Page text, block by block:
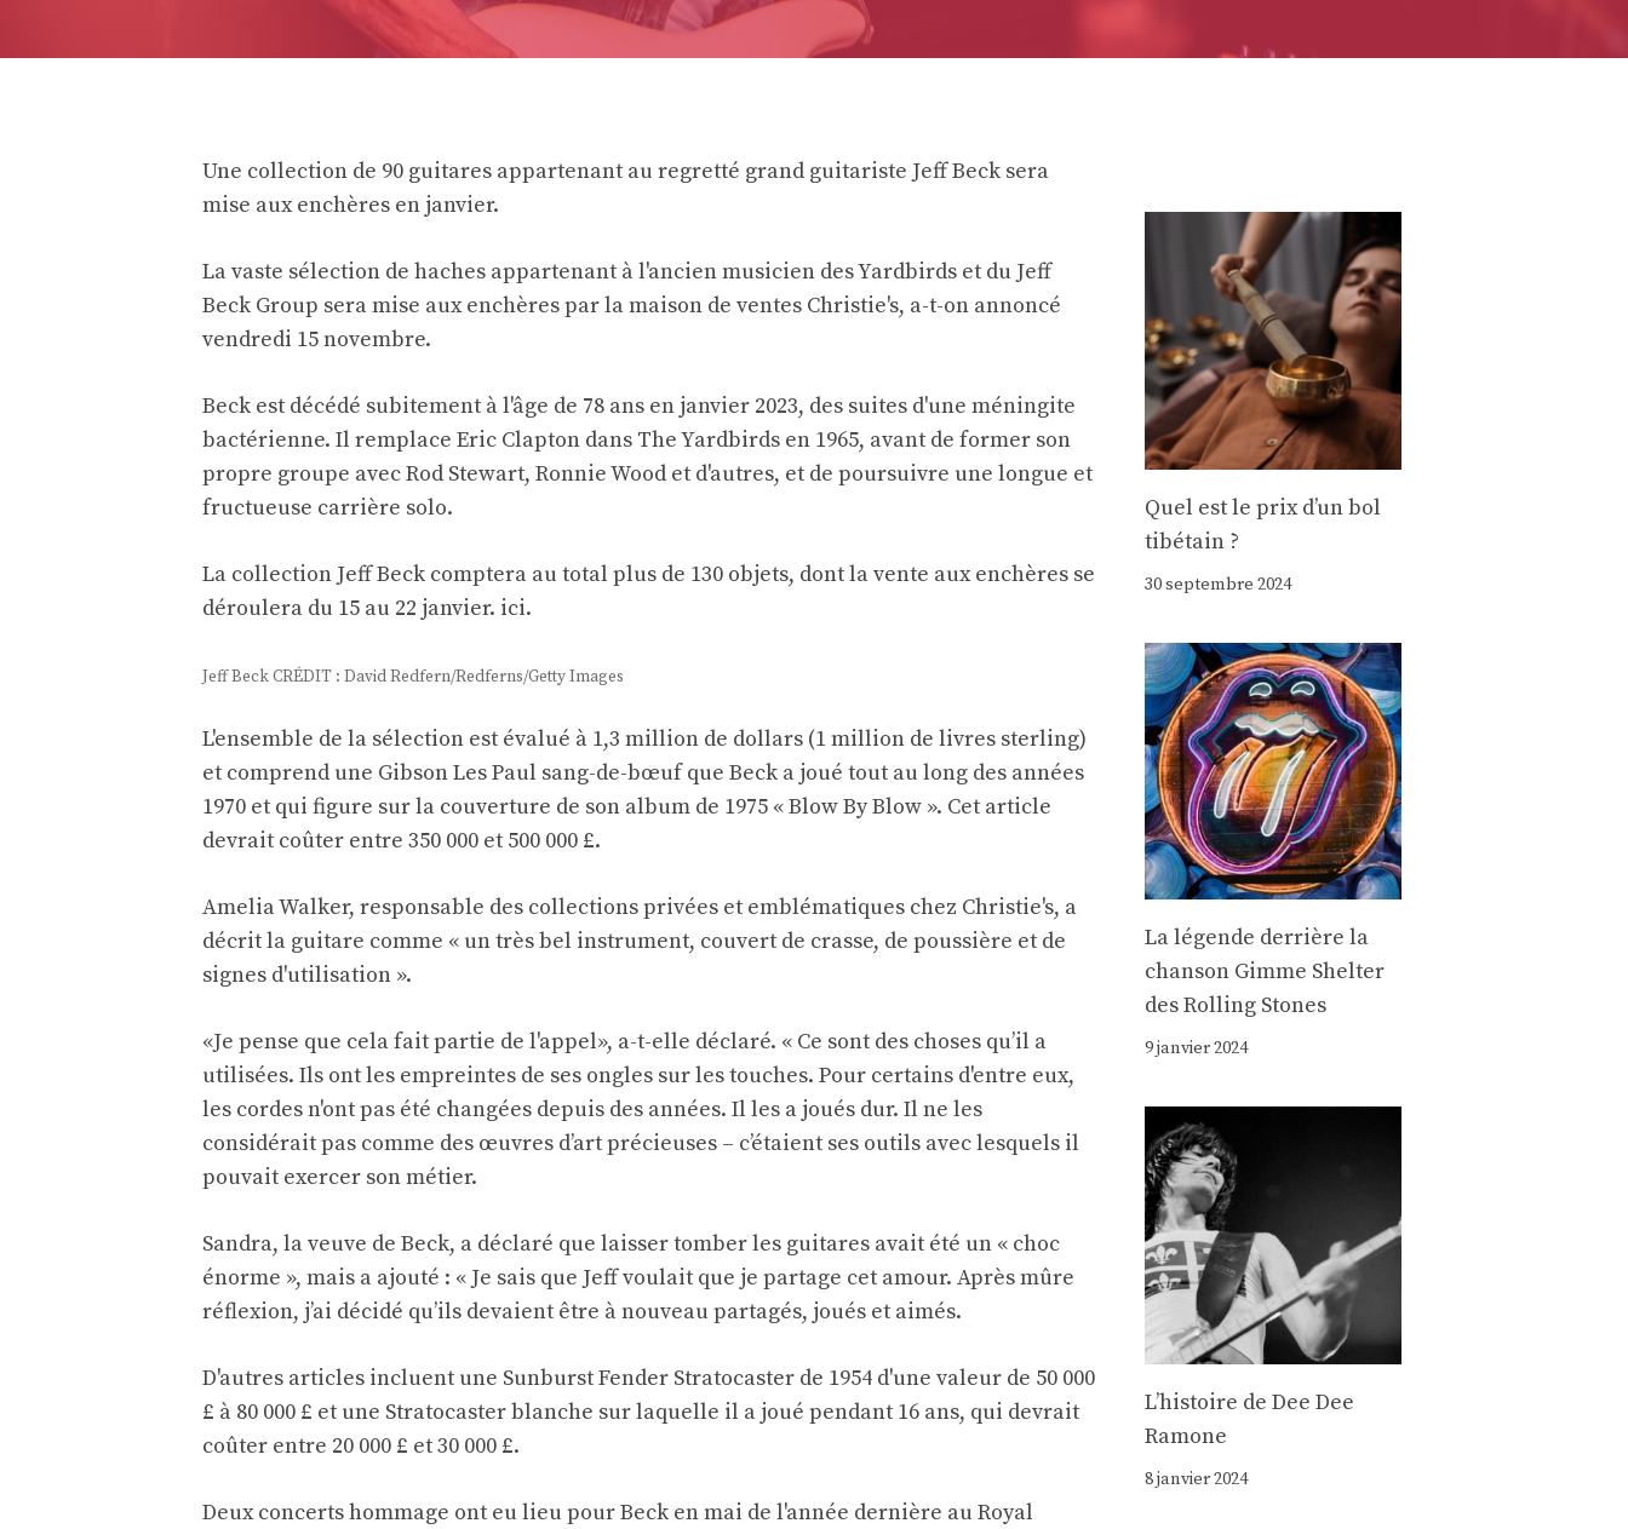
Une collection de 90 guitares appartenant au regretté grand guitariste Jeff Beck sera
mise aux enchères en janvier.
La vaste sélection de haches appartenant à l'ancien musicien des Yardbirds et du Jeff
Beck Group sera mise aux enchères par la maison de ventes Christie's, a-t-on annoncé
vendredi 15 novembre.
Beck est décédé subitement à l'âge de 78 ans en janvier 2023, des suites d'une méningite
bactérienne. Il remplace Eric Clapton dans The Yardbirds en 1965, avant de former son
propre groupe avec Rod Stewart, Ronnie Wood et d'autres, et de poursuivre une longue et
fructueuse carrière solo.
La collection Jeff Beck comptera au total plus de 130 objets, dont la vente aux enchères se
déroulera du 15 au 22 janvier. ici.
Jeff Beck CRÉDIT : David Redfern/Redferns/Getty Images
L'ensemble de la sélection est évalué à 1,3 million de dollars (1 million de livres sterling)
et comprend une Gibson Les Paul sang-de-bœuf que Beck a joué tout au long des années
1970 et qui figure sur la couverture de son album de 1975 « Blow By Blow ». Cet article
devrait coûter entre 350 000 et 500 000 £.
Amelia Walker, responsable des collections privées et emblématiques chez Christie's, a
décrit la guitare comme « un très bel instrument, couvert de crasse, de poussière et de
signes d'utilisation ».
«Je pense que cela fait partie de l'appel», a-t-elle déclaré. « Ce sont des choses qu’il a
utilisées. Ils ont les empreintes de ses ongles sur les touches. Pour certains d'entre eux,
les cordes n'ont pas été changées depuis des années. Il les a joués dur. Il ne les
considérait pas comme des œuvres d’art précieuses – c’étaient ses outils avec lesquels il
pouvait exercer son métier.
Sandra, la veuve de Beck, a déclaré que laisser tomber les guitares avait été un « choc
énorme », mais a ajouté : « Je sais que Jeff voulait que je partage cet amour. Après mûre
réflexion, j’ai décidé qu’ils devaient être à nouveau partagés, joués et aimés.
D'autres articles incluent une Sunburst Fender Stratocaster de 1954 d'une valeur de 50 000
£ à 80 000 £ et une Stratocaster blanche sur laquelle il a joué pendant 16 ans, qui devrait
coûter entre 20 000 £ et 30 000 £.
Deux concerts hommage ont eu lieu pour Beck en mai de l'année dernière au Royal
Quel est le prix d’un bol
tibétain ?
30 septembre 2024
La légende derrière la
chanson Gimme Shelter
des Rolling Stones
9 janvier 2024
Lʼhistoire de Dee Dee
Ramone
8 janvier 2024